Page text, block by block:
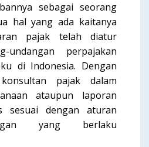
sebagai seorang
hal yang ada kaitanya
pajak telah diatur
undangan perpajakan
di Indonesia. Dengan
pajak dalam
ataupun laporan
sesuai dengan aturan
yang berlaku